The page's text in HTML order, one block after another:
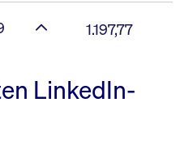
1.197,77
LinkedIn-